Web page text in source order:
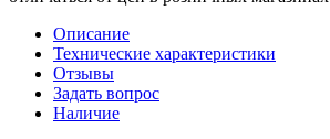
Описание
Технические характеристики
Отзывы
Задать вопрос
Наличие